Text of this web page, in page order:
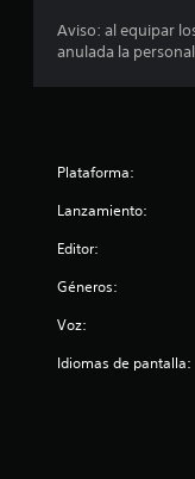
Aviso: al equipar
anulada la
Plataforma:
Lanzamiento:
Editor:
Géneros:
Voz:
Idiomas de pantalla: